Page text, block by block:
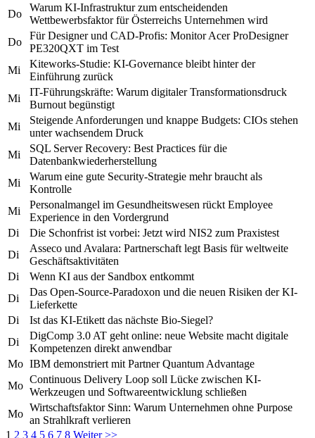
Do
Warum KI-Infrastruktur zum entscheidenden
Wettbewerbsfaktor für Österreichs Unternehmen wird
Do
Für Designer und CAD-Profis: Monitor Acer ProDesigner
PE320QXT im Test
Mi
Kiteworks-Studie: KI-Governance bleibt hinter der
Einführung zurück
Mi
IT-Führungskräfte: Warum digitaler Transformationsdruck
Burnout begünstigt
Mi
Steigende Anforderungen und knappe Budgets: CIOs stehen
unter wachsendem Druck
Mi
SQL Server Recovery: Best Practices für die
Datenbankwiederherstellung
Mi
Warum eine gute Security-Strategie mehr braucht als
Kontrolle
Mi
Personalmangel im Gesundheitswesen rückt Employee
Experience in den Vordergrund
Di
Die Schonfrist ist vorbei: Jetzt wird NIS2 zum Praxistest
Di
Asseco und Avalara: Partnerschaft legt Basis für weltweite
Geschäftsaktivitäten
Di
Wenn KI aus der Sandbox entkommt
Di
Das Open-Source-Paradoxon und die neuen Risiken der KI-
Lieferkette
Di
Ist das KI-Etikett das nächste Bio-Siegel?
Di
DigComp 3.0 AT geht online: neue Website macht digitale
Kompetenzen direkt anwendbar
Mo IBM demonstriert mit Partner Quantum Advantage
Mo
Continuous Delivery Loop soll Lücke zwischen KI-
Werkzeugen und Softwareentwicklung schließen
Mo
Wirtschaftsfaktor Sinn: Warum Unternehmen ohne Purpose
an Strahlkraft verlieren
1 2 3 4 5 6 7 8 Weiter >>